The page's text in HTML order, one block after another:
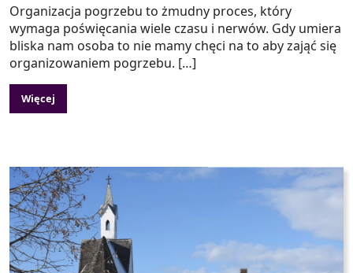
Organizacja pogrzebu to żmudny proces, który
wymaga poświęcania wiele czasu i nerwów. Gdy umiera
bliska nam osoba to nie mamy chęci na to aby zająć się
organizowaniem pogrzebu. […]
Więcej